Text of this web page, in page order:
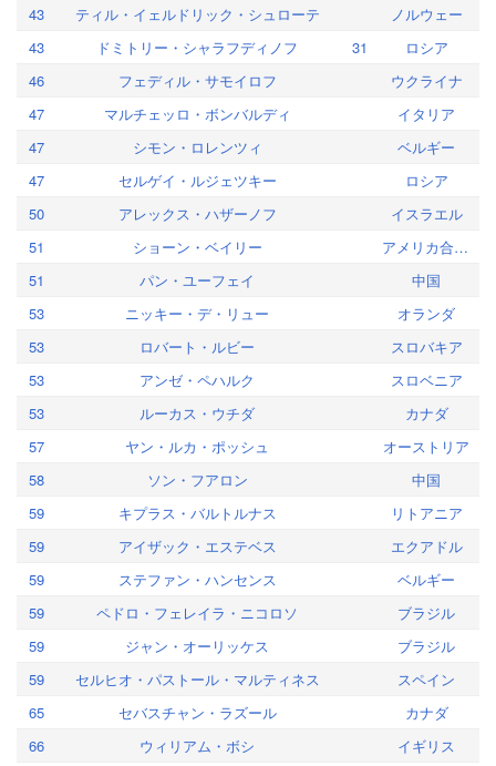
43
ティル・イェルドリック・シュローテ
ノルウェー
43
ドミトリー・シャラフディノフ 31
ロシア
46
フェディル・サモイロフ
ウクライナ
47
マルチェッロ・ボンバルディ
イタリア
47
シモン・ロレンツィ
ベルギー
47
セルゲイ・ルジェツキー
ロシア
50
アレックス・ハザーノフ
イスラエル
51
ショーン・ベイリー
アメリカ合衆国
51
パン・ユーフェイ
中国
53
ニッキー・デ・リュー
オランダ
53
ロバート・ルビー
スロバキア
53
アンゼ・ペハルク
スロベニア
53
ルーカス・ウチダ
カナダ
57
ヤン・ルカ・ポッシュ
オーストリア
58
ソン・フアロン
中国
59
キプラス・バルトルナス
リトアニア
59
アイザック・エステベス
エクアドル
59
ステファン・ハンセンス
ベルギー
59
ペドロ・フェレイラ・ニコロソ
ブラジル
59
ジャン・オーリッケス
ブラジル
59
セルヒオ・パストール・マルティネス
スペイン
65
セバスチャン・ラズール
カナダ
66
ウィリアム・ボシ
イギリス